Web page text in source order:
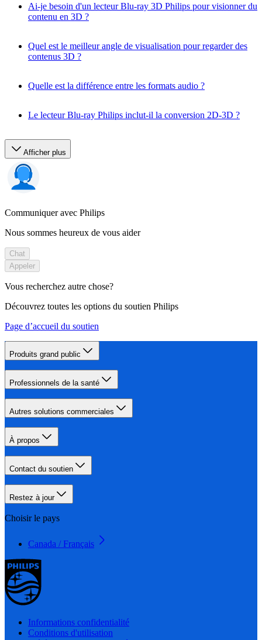
Ai-je besoin d'un lecteur Blu-ray 3D Philips pour visionner du
contenu en 3D ?
Quel est le meilleur angle de visualisation pour regarder des
contenus 3D ?
Quelle est la différence entre les formats audio ?
Le lecteur Blu-ray Philips inclut-il la conversion 2D-3D ?
Afficher plus
Communiquer avec Philips
Nous sommes heureux de vous aider
Chat
Appeler
Vous recherchez autre chose?
Découvrez toutes les options du soutien Philips
Page d’accueil du soutien
Produits grand public
Professionnels de la santé
Autres solutions commerciales
À propos
Contact du soutien
Restez à jour
Choisir le pays
Canada / Français
Informations confidentialité
Conditions d'utilisation